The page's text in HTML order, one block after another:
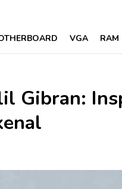
VGA RAM
Gibran: